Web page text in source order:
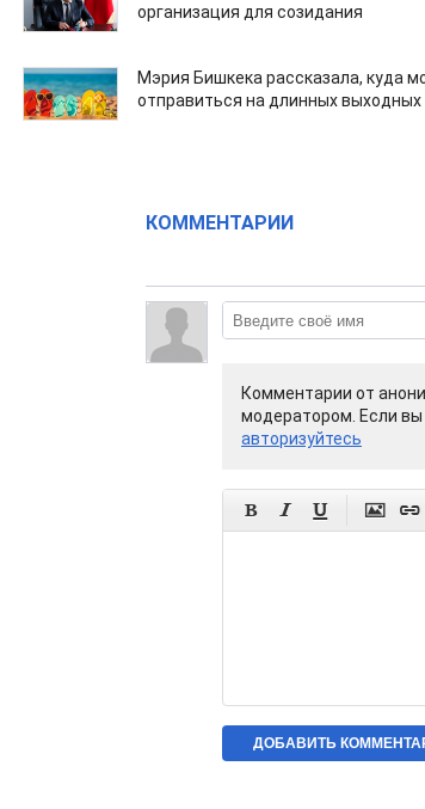
организация для созидания
Мэрия Бишкека рассказала, куда
отправиться на длинных выходных
КОММЕНТАРИИ
Комментарии от
модератором. Если вы
авторизуйтесь
    